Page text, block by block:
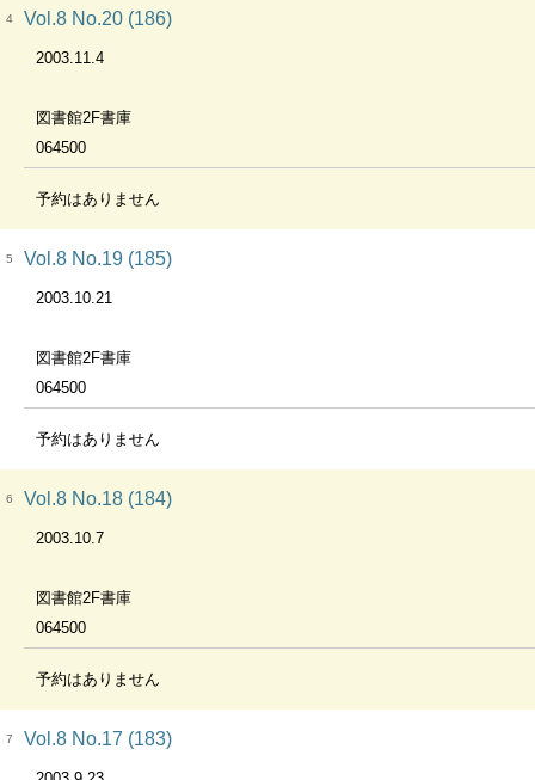
4 Vol.8 No.20 (186)
2003.11.4
図書館2F書庫
064500
予約はありません
5 Vol.8 No.19 (185)
2003.10.21
図書館2F書庫
064500
予約はありません
6 Vol.8 No.18 (184)
2003.10.7
図書館2F書庫
064500
予約はありません
7 Vol.8 No.17 (183)